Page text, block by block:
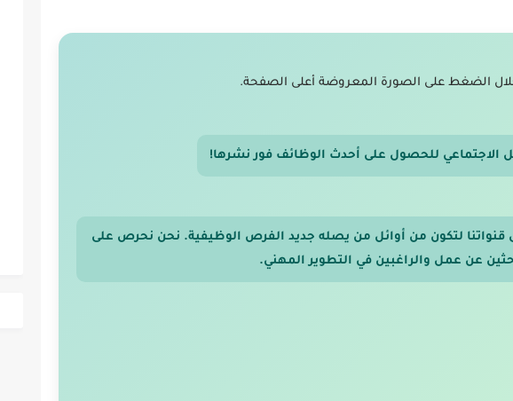
الضغط على الصورة المعروضة أعلى الصفحة.
الاجتماعي للحصول على أحدث الوظائف فور نشرها!
قنواتنا لتكون من أوائل من يصله جديد الفرص الوظيفية. نحن نحرص على
عن عمل والراغبين في التطوير المهني.